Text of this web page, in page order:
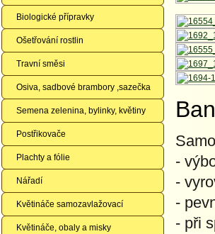
Biologické přípravky
Ošetřování rostlin
Travní směsi
Osiva, sadbové brambory ,sazečka
Semena zelenina, bylinky, květiny
Postřikovače
Plachty a fólie
Nářadí
Květináče samozavlažovací
Květináče, obaly a misky
-
-
-
- při